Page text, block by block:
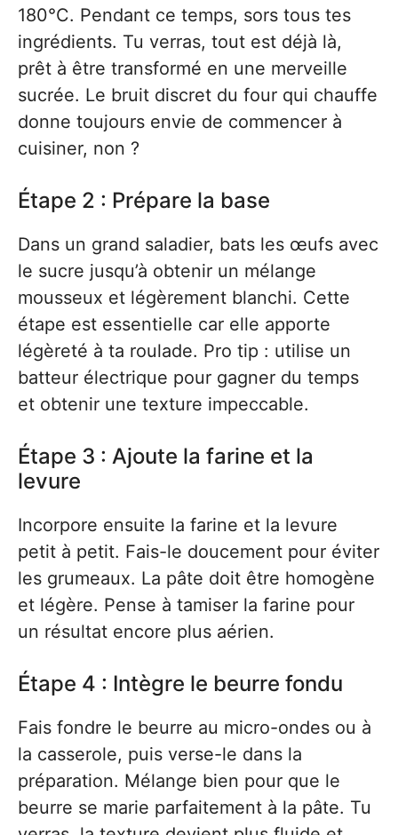
180°C. Pendant ce temps, sors tous tes
ingrédients. Tu verras, tout est déjà là,
prêt à être transformé en une merveille
sucrée. Le bruit discret du four qui chauffe
donne toujours envie de commencer à
cuisiner, non ?
Étape 2 : Prépare la base
Dans un grand saladier, bats les œufs avec
le sucre jusqu’à obtenir un mélange
mousseux et légèrement blanchi. Cette
étape est essentielle car elle apporte
légèreté à ta roulade. Pro tip : utilise un
batteur électrique pour gagner du temps
et obtenir une texture impeccable.
Étape 3 : Ajoute la farine et la
levure
Incorpore ensuite la farine et la levure
petit à petit. Fais-le doucement pour éviter
les grumeaux. La pâte doit être homogène
et légère. Pense à tamiser la farine pour
un résultat encore plus aérien.
Étape 4 : Intègre le beurre fondu
Fais fondre le beurre au micro-ondes ou à
la casserole, puis verse-le dans la
préparation. Mélange bien pour que le
beurre se marie parfaitement à la pâte. Tu